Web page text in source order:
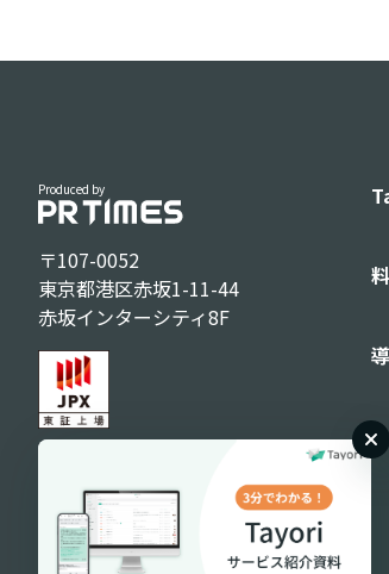
Produced by
〒107-0052
東京都港区赤坂1-11-44
赤坂インターシティ8F